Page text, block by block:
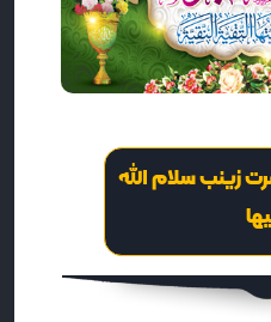
زینب سلام الله